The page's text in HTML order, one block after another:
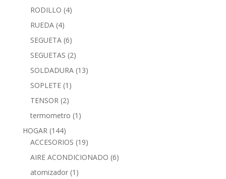
RODILLO (4)
RUEDA (4)
SEGUETA (6)
SEGUETAS (2)
SOLDADURA (13)
SOPLETE (1)
TENSOR (2)
termometro (1)
HOGAR (144)
ACCESORIOS (19)
AIRE ACONDICIONADO (6)
atomizador (1)